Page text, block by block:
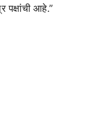
पक्षांची आहे.”